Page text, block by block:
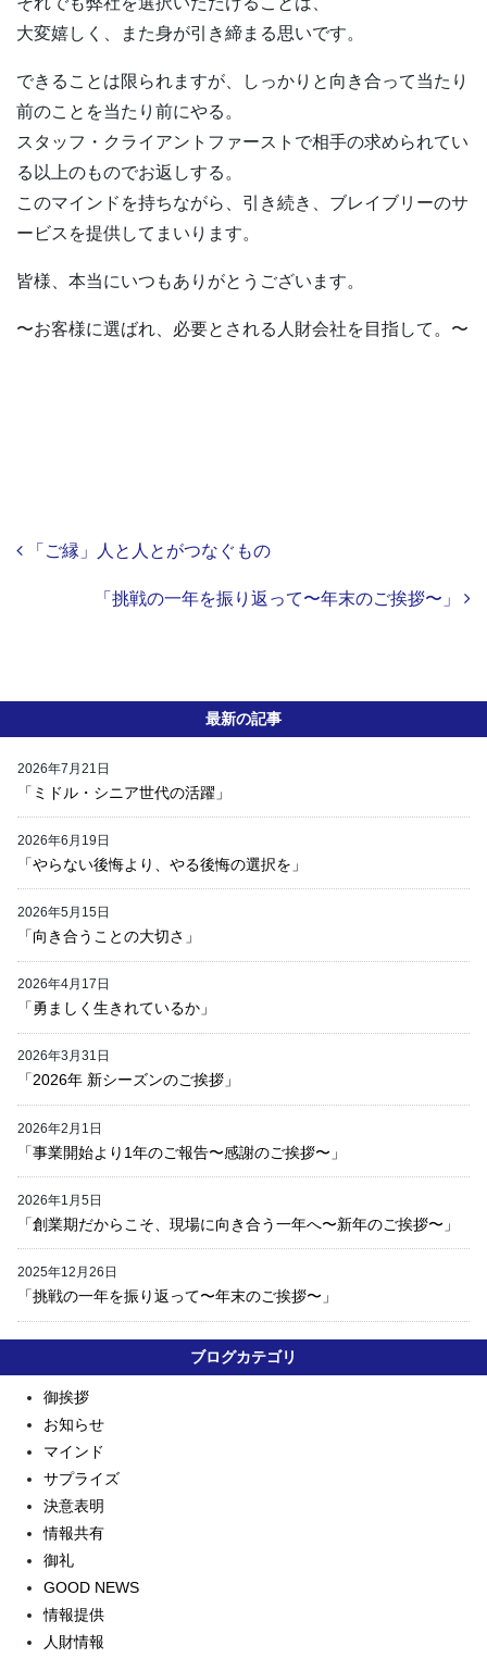
大変嬉しく、また身が引き締まる思いです。
できることは限られますが、しっかりと向き合って当たり
前のことを当たり前にやる。
スタッフ・クライアントファーストで相手の求められてい
る以上のものでお返しする。
このマインドを持ちながら、引き続き、ブレイブリーのサ
ービスを提供してまいります。
皆様、本当にいつもありがとうございます。
〜お客様に選ばれ、必要とされる人財会社を目指して。〜
Post navigation
「ご縁」人と人とがつなぐもの
「挑戦の一年を振り返って〜年末のご挨拶〜」
最新の記事
「ミドル・シニア世代の活躍」
2026年7月21日
「やらない後悔より、やる後悔の選択を」
2026年6月19日
「向き合うことの大切さ」
2026年5月15日
「勇ましく生きれているか」
2026年4月17日
「2026年 新シーズンのご挨拶」
2026年3月31日
「事業開始より1年のご報告〜感謝のご挨拶〜」
2026年2月1日
「創業期だからこそ、現場に向き合う一年へ〜新年のご挨拶〜」
2026年1月5日
「挑戦の一年を振り返って〜年末のご挨拶〜」
2025年12月26日
ブログカテゴリ
御挨拶
お知らせ
マインド
サプライズ
決意表明
情報共有
御礼
GOOD NEWS
情報提供
人財情報